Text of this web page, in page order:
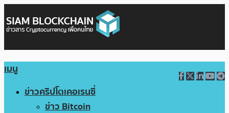
เมนู
ข่าวคริปโตเคอเรนซี่
ข่าว Bitcoin